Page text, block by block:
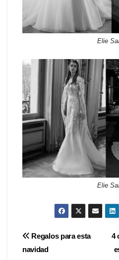
Elie
Elie
Navegación
4
Regalos para esta
navidad